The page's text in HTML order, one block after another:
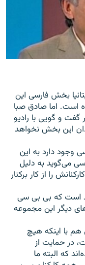
بخش فارسی اين
است. اما صادق صبا
و گويی با راديو
اين بخش نخواهد
وجود دارد به اين
می‌گويد به دليل
را از کار برکنار
است که بی بی سی
ديگر اين مجموعه
با اينکه هيچ
در حمايت از
که البته ما